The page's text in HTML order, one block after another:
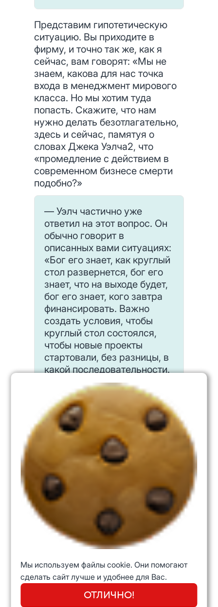
Представим гипотетическую
ситуацию. Вы приходите в
фирму, и точно так же, как я
сейчас, вам говорят: «Мы не
знаем, какова для нас точка
входа в менеджмент мирового
класса. Но мы хотим туда
попасть. Скажите, что нам
нужно делать безотлагательно,
здесь и сейчас, памятуя о
словах Джека Уэлча2, что
«промедление с действием в
современном бизнесе смерти
подобно?»
— Уэлч частично уже
ответил на этот вопрос. Он
обычно говорит в
описанных вами ситуациях:
«Бог его знает, как круглый
стол развернется, бог его
знает, что на выходе будет,
бог его знает, кого завтра
финансировать. Важно
создать условия, чтобы
круглый стол состоялся,
чтобы новые проекты
стартовали, без разницы, в
какой последовательности.
Когда запущены
естественные процессы
саморазвития, они вас
вынесут на верный путь».
Суть здесь — в сломе
административно-
командной системы, при
которой разные менеджеры
проталкивают свои
интересы, не слушая тех,
кто делает реальное дело.
Задавайте вопрос «Как
дать возможность людям
раскрываться, спорить,
предлагать и делать?», а не
спрашивайте «В какой
последовательности это
делать?» Джек Уэлч сказал
о сути современного
Мы используем файлы cookie. Они помогают
сделать сайт лучше и удобнее для Вас.
ОТЛИЧНО!